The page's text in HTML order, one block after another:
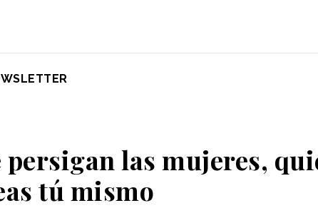
persigan las mujeres,
tú mismo